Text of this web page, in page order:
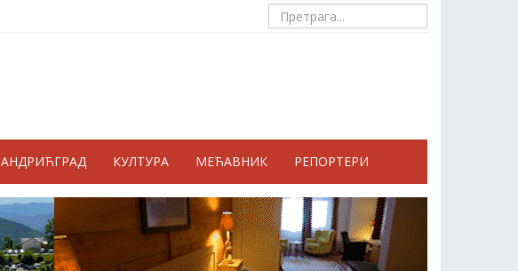
АНДРИЋГРАД КУЛТУРА МЕЋАВНИК РЕПОРТЕРИ